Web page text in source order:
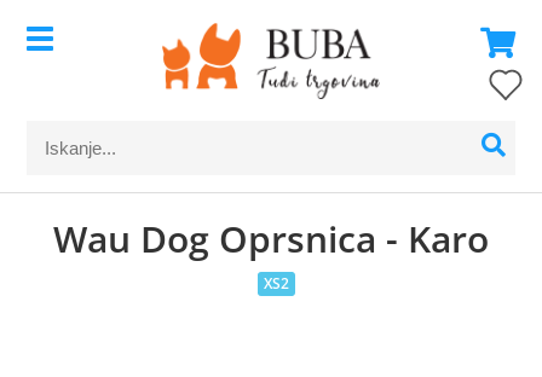
Wau Dog Oprsnica - Karo
XS2